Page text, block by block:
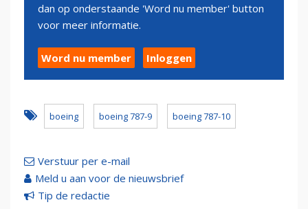
dan op onderstaande 'Word nu member' button
voor meer informatie.
Word nu member Inloggen
boeing boeing 787-9 boeing 787-10
Verstuur per e-mail
Meld u aan voor de nieuwsbrief
Tip de redactie